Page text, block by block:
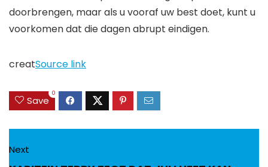
doorbrengen, maar als u vooraf uw best doet, kunt u
voorkomen dat die dagen abrupt eindigen.
creatSource link
Save
0
Next